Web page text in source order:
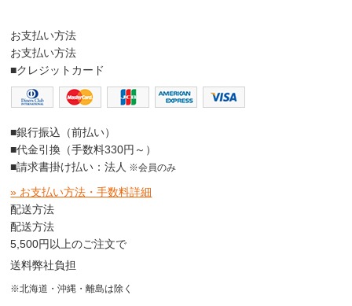
お支払い方法
お支払い方法
■クレジットカード
■銀行振込（前払い）
■代金引換（手数料330円～）
■請求書掛け払い：法人 ※会員のみ
» お支払い方法・手数料詳細
配送方法
配送方法
5,500円以上のご注文で
送料弊社負担
※北海道・沖縄・離島は除く